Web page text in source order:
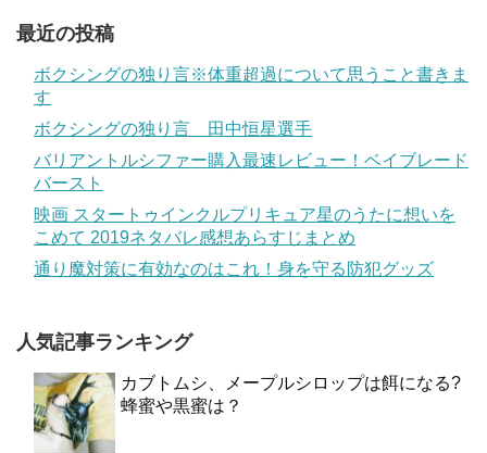
最近の投稿
ボクシングの独り言※体重超過について思うこと書きま
す
ボクシングの独り言 田中恒星選手
バリアントルシファー購入最速レビュー！ベイブレード
バースト
映画 スタートゥインクルプリキュア星のうたに想いを
こめて 2019ネタバレ感想あらすじまとめ
通り魔対策に有効なのはこれ！身を守る防犯グッズ
人気記事ランキング
カブトムシ、メープルシロップは餌になる?
蜂蜜や黒蜜は？